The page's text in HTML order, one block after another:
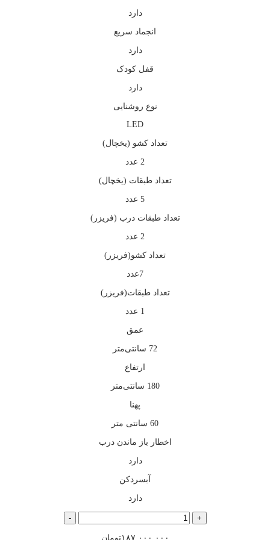
دارد
انجماد سریع
دارد
قفل کودک
دارد
نوع روشنایی
LED
تعداد کشو (یخچال)
2 عدد
تعداد طبقات (یخچال)
5 عدد
تعداد طبقات درب (فریزر)
2 عدد
تعداد کشو(فریزر)
7عدد
تعداد طبقات(فریزر)
1 عدد
عمق
72 سانتی‌متر
ارتفاع
180 سانتی‌متر
پهنا
60 سانتی متر
اخطار باز ماندن درب
دارد
آبسردکن
دارد
یخچال
فریزر
+
-
۱۸۷.۰۰۰.۰۰۰تومان